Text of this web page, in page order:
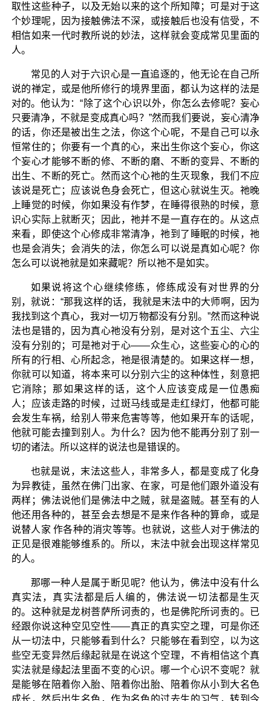
取性这些种子，以及无始以来的这个所知障；可是对于这
个妙理呢，因为接触佛法不深，或接触后也没有信受，不
相信如来一代时教所说的妙法，这样就会变成常见里面的
人。
常见的人对于六识心是一直追逐的，他无论在自己所
说的禅定，或是他所修行的境界里面，都认为这样的法是
对的。他认为：“除了这个心识以外，你怎么去修呢？妄心
只要清净，不就是变成真心吗？”然而我们要说，妄心清净
的话，你还是被出生之法，你这个心呢，不是自己可以永
恒常住的；你要有一个真的心，来出生你这个妄心，你这
个妄心才能够不断的修、不断的磨、不断的变异、不断的
出生、不断的死亡。然而这个心祂的生灭现象，我们不应
该说是死亡；应该说色身会死亡，但这心就说生灭。祂晚
上睡觉的时候，你如果没有作梦，在睡得很熟的时候，意
识心实际上就断灭；因此，祂并不是一直存在的。从这点
来看，即使这个心修成非常清净，祂到了睡眠的时候，祂
也是会消失；会消失的法，你怎么可以说是真如心呢？你
怎么可以说祂就是如来藏呢？所以祂不是如实。
如果说将这个心继续修练，修练成没有对世界的分
别，就说：“那我这样的话，我就是末法中的大师啊，因为
我找到这个真心，我对一切万物都没有分别。”然而这种说
法也是错的，因为真心祂没有分别，是对这个五尘、六尘
没有分别的；可是祂对于心——众生心，这些妄心的心的
所有的行相、心所起念，祂是很清楚的。如果这样一想，
你就可以知道，将本来可以分别六尘的这种体性，刻意把
它消除；那如果这样的话，这个人应该变成是一位愚痴
人；应该走路的时候，过斑马线或是走红绿灯，他都可能
会发生车祸，给别人带来危害等等，他如果开车的话呢，
他就可能去撞到别人。为什么？因为他不能再分别了别一
切的诸法。所以这样的说法也是错误的。
也就是说，末法这些人，非常多人，都是变成了化身
为异教徒，虽然在佛门出家、在家，可是他们跟外道没有
两样；佛法说他们是佛法中之贼，就是盗贼。甚至有的人
他还用各种的，甚至会去想是不是来作各种的算命，或是
说替人家 作各种的消灾等等。也就说，这些人对于佛法的
正见是很难能够维系的。所以，末法中就会出现这样常见
的人。
那哪一种人是属于断见呢？他认为，佛法中没有什么
真实法，真实法都是后人编的，佛法说一切法都是生灭
的。这种就是龙树菩萨所诃责的，也是佛陀所诃责的。已
经跟你说这种空见空性——真正的真实空之理，可是你还
从一切法中，只能够看到什么？只能够在看到空，以为这
些空无变异然后缘起就是在说这个空理，不肯相信这个真
实法就是缘起法里面不变的心识。哪一个心识不变呢？就
是能够在陪着你入胎、陪着你出胎、陪着你从小到大名色
成长，然后出生名色，作为名色的过去生的习气，转到今